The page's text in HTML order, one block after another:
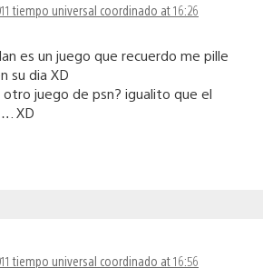
tiempo universal coordinado at 16:26
es un juego que recuerdo me pille
su dia XD
otro juego de psn? igualito que el
XD
tiempo universal coordinado at 16:56